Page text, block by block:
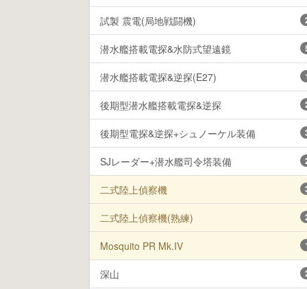
試製 震電(局地戦闘機)
潜水艦搭載電探&水防式望遠鏡
潜水艦搭載電探&逆探(E27)
後期型潜水艦搭載電探&逆探
後期型電探&逆探+シュノーケル装備
SJレーダー+潜水艦司令塔装備
二式陸上偵察機
二式陸上偵察機(熟練)
Mosquito PR Mk.IV
深山